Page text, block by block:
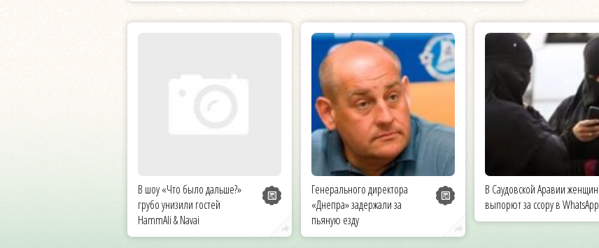
В шоу «Что было дальше?»
грубо унизили гостей
HammAli & Navai
Генерального директора
«Днепра» задержали за
пьяную езду
В Саудовской Аравии женщин
выпорют за ссору в WhatsApp